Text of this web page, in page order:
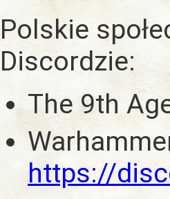
Polskie
Discordzie:
The 9th
https://